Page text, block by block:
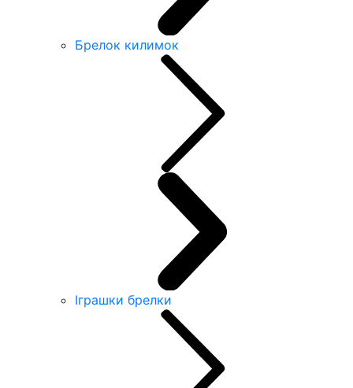
Брелок килимок
Іграшки брелки